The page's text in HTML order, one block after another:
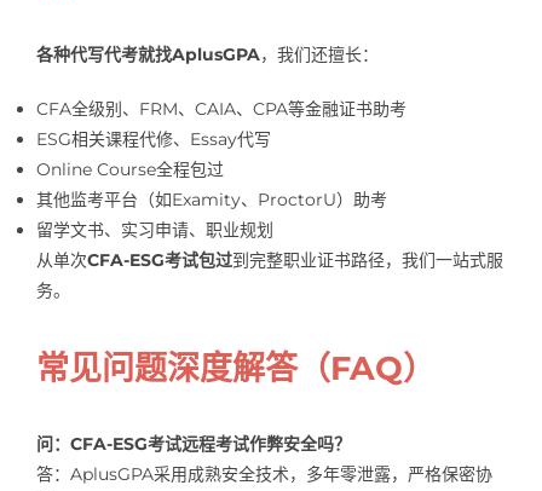
各种代写代考就找AplusGPA，我们还擅长：
CFA全级别、FRM、CAIA、CPA等金融证书助考
ESG相关课程代修、Essay代写
Online Course全程包过
其他监考平台（如Examity、ProctorU）助考
留学文书、实习申请、职业规划
从单次CFA-ESG考试包过到完整职业证书路径，我们一站式服
务。
常见问题深度解答（FAQ）
问：CFA-ESG考试远程考试作弊安全吗？
答：AplusGPA采用成熟安全技术，多年零泄露，严格保密协